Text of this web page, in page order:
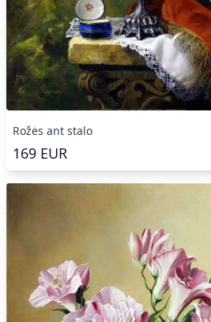
Rožės ant stalo
169 EUR